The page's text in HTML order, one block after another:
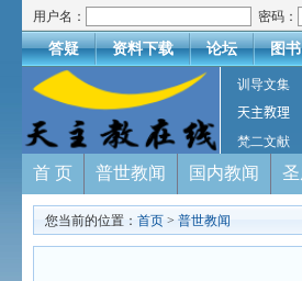
用户名： 密码：
答疑 资料下载 论坛 图书
训导文集
天主教理
梵二文献
首 页 普世教闻 国内教闻
您当前的位置： 首页 > 普世教闻